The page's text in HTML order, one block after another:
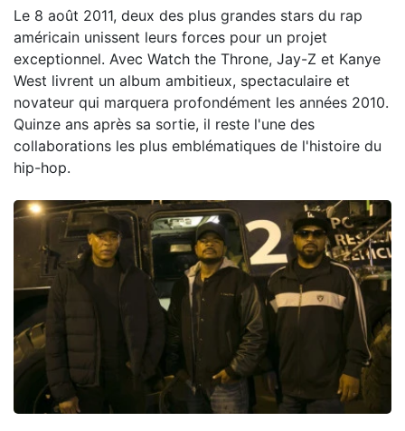
Le 8 août 2011, deux des plus grandes stars du rap
américain unissent leurs forces pour un projet
exceptionnel. Avec Watch the Throne, Jay-Z et Kanye
West livrent un album ambitieux, spectaculaire et
novateur qui marquera profondément les années 2010.
Quinze ans après sa sortie, il reste l'une des
collaborations les plus emblématiques de l'histoire du
hip-hop.